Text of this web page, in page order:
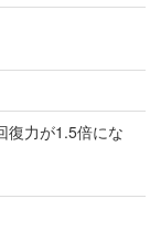
復力が1.5倍にな